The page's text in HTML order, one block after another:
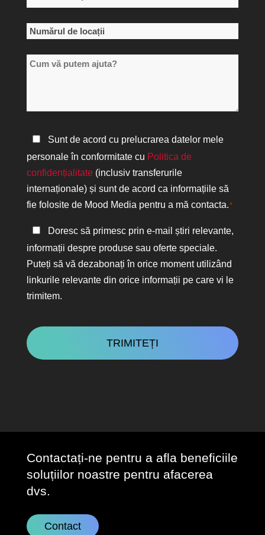
companiei
*
Numărul
locații
Cum
ajuta?
Politica
de
confidențialitate
*
Sunt de acord cu prelucrarea datelor mele
personale în conformitate cu Politica de
confidențialitate(inclusiv transferurile
internaționale) și sunt de acord ca informațiile să
fie folosite de Mood Media pentru a mă contacta.*
Păstrați
legătura
Doresc să primesc prin e-mail știri relevante,
informații despre produse sau oferte speciale.
Puteți să vă dezabonați în orice moment utilizând
linkurile relevante din orice informații pe care vi le
trimitem.
Contactați-ne pentru a afla beneficiile
soluțiilor noastre pentru afacerea
dvs.
Contact